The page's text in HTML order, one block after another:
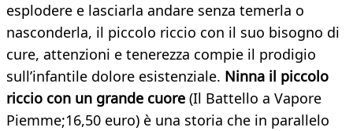
esplodere e lasciarla andare senza temerla o
nasconderla, il piccolo riccio con il suo bisogno di
cure, attenzioni e tenerezza compie il prodigio
sull’infantile dolore esistenziale. Ninna il piccolo
riccio con un grande cuore (Il Battello a Vapore
Piemme;16,50 euro) è una storia che in parallelo